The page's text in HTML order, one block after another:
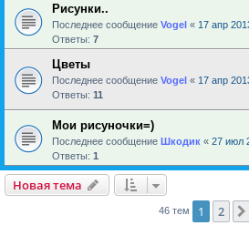
Рисунки..
Последнее сообщение Vogel « 17 апр
Ответы: 7
Цветы
Последнее сообщение Vogel « 17 апр
Ответы: 11
Мои рисуночки=)
Последнее сообщение Шкодик « 27 июл
Ответы: 1
Новая тема
46 тем 1 2